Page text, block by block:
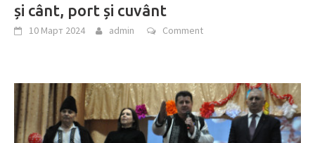
și cânt, port și cuvânt
10 Март 2024 admin Comment